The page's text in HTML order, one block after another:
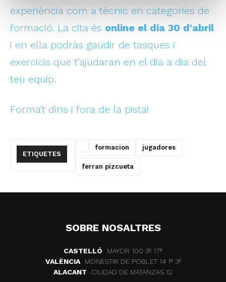
experiència com a tècnic en categories de
formació. La cita és online el dia 30 d'abril
i en ella podràs gaudir de tasques i
exercicis que t'ajudaran en el dia a dia del
teu equip.
Forma't dins i fora de la pista!
ETIQUETES
formacion jugadores
ferran pizcueta
SOBRE NOSALTRES
CASTELLÓ
MAYOR 100 3º 17ª
VALÈNCIA
MONESTIR DE POBLET 14 1ª 3º
ALACANT
CIUDAD DE MATANZAS 12